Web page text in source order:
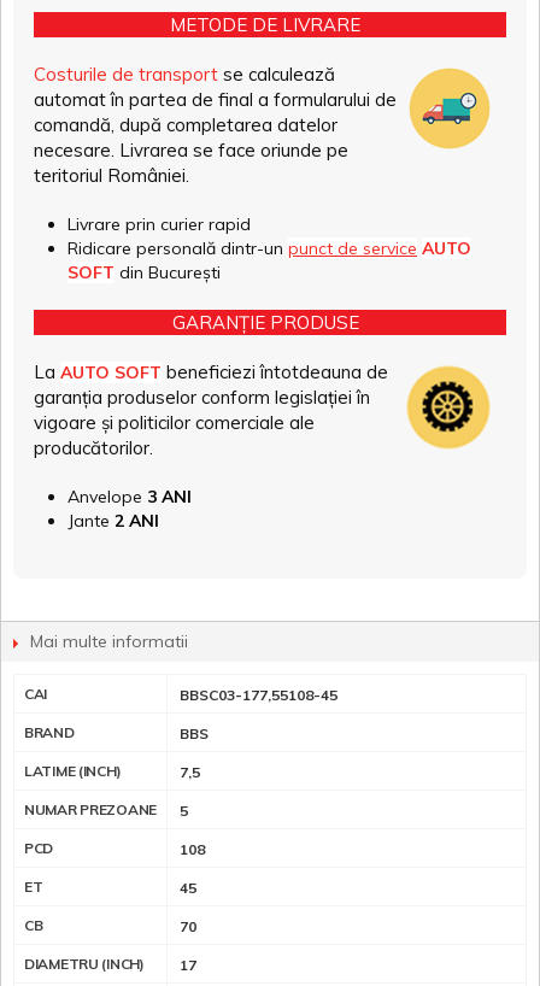
METODE DE LIVRARE
Costurile de transport se calculează
automat în partea de final a formularului de
comandă, după completarea datelor
necesare. Livrarea se face oriunde pe
teritoriul României.
Livrare prin curier rapid
Ridicare personală dintr-un punct de service AUTO
SOFT din București
GARANȚIE PRODUSE
La AUTO SOFT beneficiezi întotdeauna de
garanția produselor conform legislației în
vigoare și politicilor comerciale ale
producătorilor.
Anvelope 3 ANI
Jante 2 ANI
Mai multe informatii
CAI BBSC03-177,55108-45
BRAND BBS
LATIME (INCH) 7,5
NUMAR PREZOANE 5
PCD 108
ET 45
CB 70
DIAMETRU (INCH) 17